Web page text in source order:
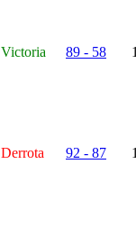
Victoria 89 - 58
Derrota 92 - 87